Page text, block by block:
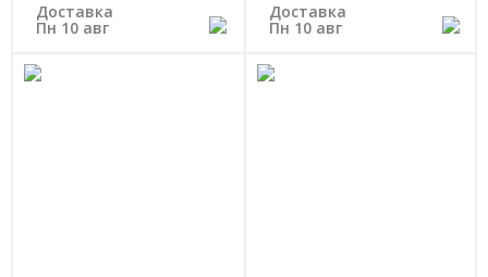
Доставка
Пн 10 авг
Доставка
Пн 10 авг